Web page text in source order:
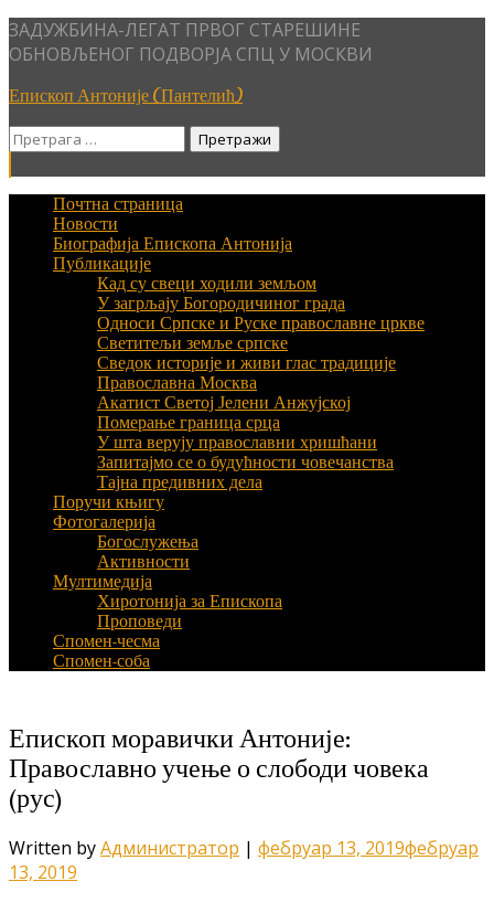
Skip
to
ЗАДУЖБИНА-ЛЕГАТ ПРВОГ СТАРЕШИНЕ
ОБНОВЉЕНОГ ПОДВОРЈА СПЦ У МОСКВИ
Епископ Антоније (Пантелић)
Претрага
Почтна страница
Новости
Биографија Епископа Антонија
Публикације
Кад су свеци ходили земљом
У загрљају Богородичиног града
Односи Српске и Руске православне цркве
Светитељи земље српске
Сведок историје и живи глас традиције
Православна Москва
Акатист Светој Јелени Анжујској
Померање граница срца
У шта верују православни хришћани
Запитајмо се о будућности човечанства
Тајна предивних дела
Поручи књигу
Фотогалерија
Богослужења
Активности
Мултимедија
Хиротонија за Епископа
Проповеди
Спомен-чесма
Спомен-соба
Епископ моравички Антоније:
Православно учење о слободи човека
(рус)
Written byАдминистратор | фебруар 13, 2019фебруар
13, 2019